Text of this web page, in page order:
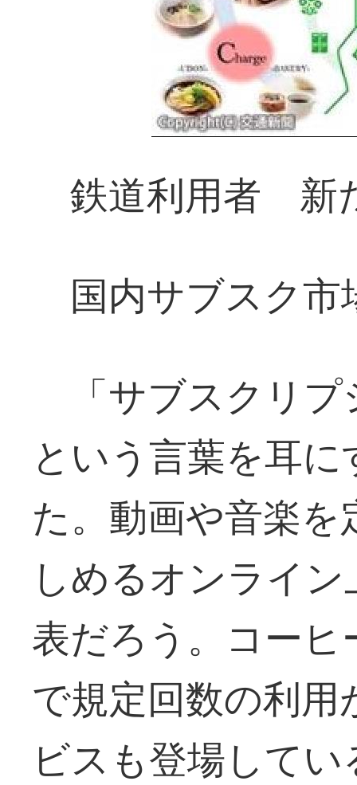
鉄道利用者 新
国内サブスク市
「サブスクリプ
という言葉を耳
た。動画や音楽
しめるオンライ
表だろう。コー
で規定回数の利
ビスも登場してい